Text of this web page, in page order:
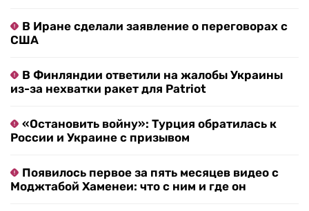
В Иране сделали заявление о переговорах с
США
В Финляндии ответили на жалобы Украины
из-за нехватки ракет для Patriot
«Остановить войну»: Турция обратилась к
России и Украине с призывом
Появилось первое за пять месяцев видео с
Моджтабой Хаменеи: что с ним и где он